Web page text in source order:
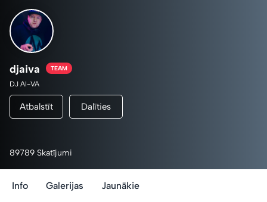
djaiva TEAM
DJ AI-VA
Atbalstīt Dalīties
89789 Skatījumi
Info Galerijas Jaunākie